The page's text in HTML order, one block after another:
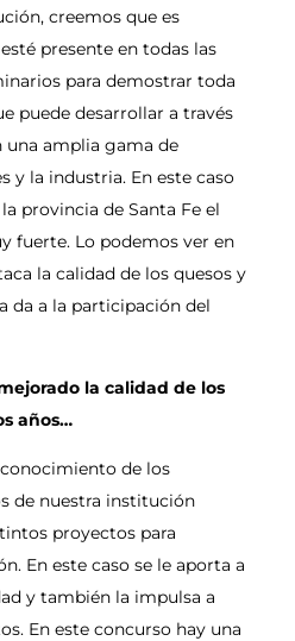
creemos que es
presente en todas las
para demostrar toda
puede desarrollar a través
una amplia gama de
y la industria. En este caso
provincia de Santa Fe el
fuerte. Lo podemos ver en
la calidad de los quesos y
da a la participación del
la calidad de los
años…
de los
de nuestra institución
proyectos para
En este caso se le aporta a
y también la impulsa a
En este concurso hay una